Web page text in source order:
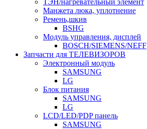
ТЭН/нагревательный элемент
Манжета люка, уплотнение
Ремень,шкив
BSHG
Модуль управления, дисплей
BOSCH/SIEMENS/NEFF
Запчасти для ТЕЛЕВИЗОРОВ
Электронный модуль
SAMSUNG
LG
Блок питания
SAMSUNG
LG
LCD/LED/PDP панель
SAMSUNG